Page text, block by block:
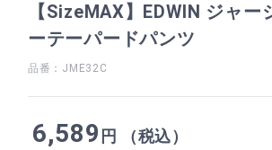
【SizeMAX】EDWIN ジャ
ーテーパードパンツ
品番：JME32C
6,589 円 （税込）